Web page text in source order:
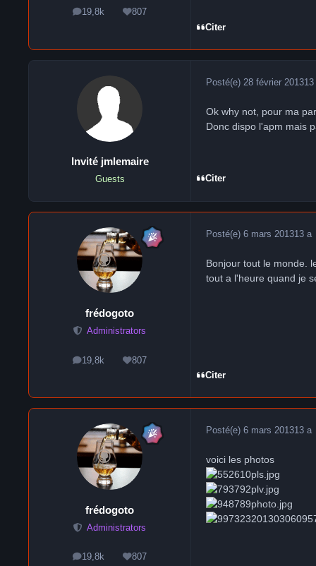
19,8k
messages807
Réputation
Citer
Invité jmlemaire
Guests
Posté(e) 28 février 201313
Ok why not, pour ma
Donc dispo l'apm mais
Citer
frédogoto
Administrators
19,8k
messages807
Réputation
Posté(e) 6 mars 201313 a
Bonjour tout le monde.
tout a l'heure quand je
Citer
frédogoto
Administrators
19,8k
messages807
Réputation
Posté(e) 6 mars 201313 a
voici les photos